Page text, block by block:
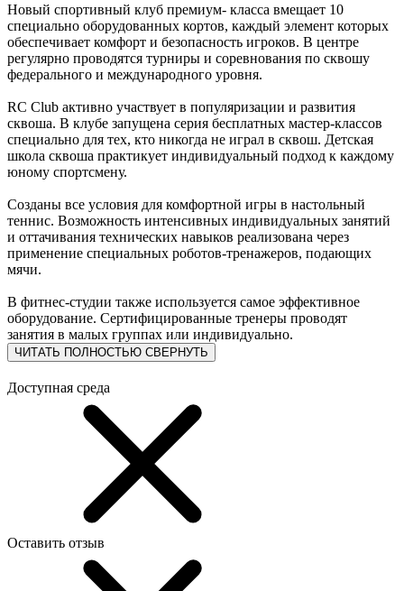
Новый спортивный клуб премиум- класса вмещает 10
специально оборудованных кортов, каждый элемент которых
обеспечивает комфорт и безопасность игроков. В центре
регулярно проводятся турниры и соревнования по сквошу
федерального и международного уровня.
RC Club активно участвует в популяризации и развития
сквоша. В клубе запущена серия бесплатных мастер-классов
специально для тех, кто никогда не играл в сквош. Детская
школа сквоша практикует индивидуальный подход к каждому
юному спортсмену.
Созданы все условия для комфортной игры в настольный
теннис. Возможность интенсивных индивидуальных занятий
и оттачивания технических навыков реализована через
применение специальных роботов-тренажеров, подающих
мячи.
В фитнес-студии также используется самое эффективное
оборудование. Сертифицированные тренеры проводят
занятия в малых группах или индивидуально.
ЧИТАТЬ ПОЛНОСТЬЮ СВЕРНУТЬ
Доступная среда
Оставить отзыв